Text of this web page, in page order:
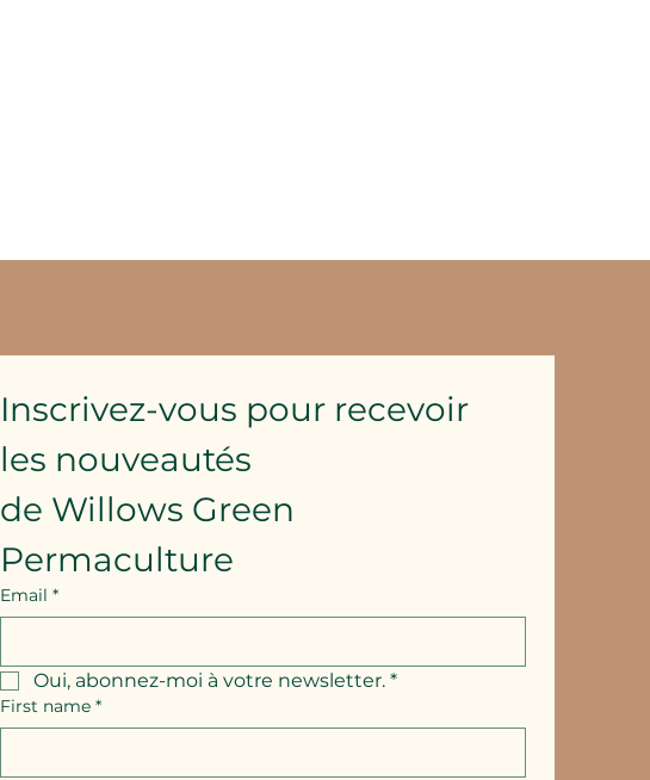
Inscrivez-vous pour recevoir
les nouveautés
de Willows Green
Permaculture
Email *
Oui, abonnez-moi à votre newsletter. *
First name *